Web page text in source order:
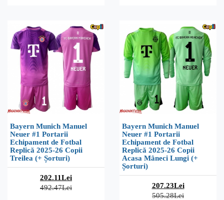
Bayern Munich Manuel
Neuer #1 Portarii
Echipament de Fotbal
Replică 2025-26 Copii
Treilea (+ Șorturi)
202.11Lei
492.47Lei
Bayern Munich Manuel
Neuer #1 Portarii
Echipament de Fotbal
Replică 2025-26 Copii
Acasa Mâneci Lungi (+
Șorturi)
207.23Lei
505.28Lei